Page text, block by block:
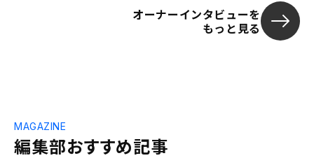
オーナーインタビューを
もっと見る
編集部おすすめ記事
MAGAZINE